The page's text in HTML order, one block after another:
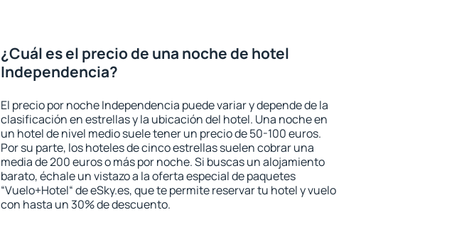
¿Cuál es el precio de una noche de hotel
Independencia?
El precio por noche Independencia puede variar y depende de la
clasificación en estrellas y la ubicación del hotel. Una noche en
un hotel de nivel medio suele tener un precio de 50-100 euros.
Por su parte, los hoteles de cinco estrellas suelen cobrar una
media de 200 euros o más por noche. Si buscas un alojamiento
barato, échale un vistazo a la oferta especial de paquetes
“Vuelo+Hotel“ de eSky.es, que te permite reservar tu hotel y vuelo
con hasta un 30% de descuento.